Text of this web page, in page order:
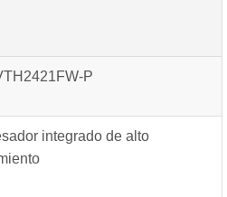
P
integrado de alto